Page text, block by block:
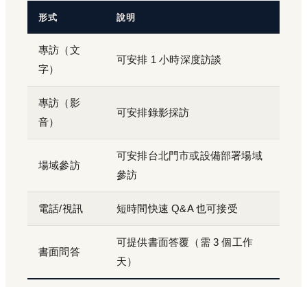
形式 說明
專訪（文
字）
可安排 1 小時深度訪談
專訪（影
音）
可安排錄影採訪
場域參訪
可安排台北門市或設備部署場域
參訪
電話/視訊 短時間快速 Q&A 也可接受
書面問答
可提供書面答覆（需 3 個工作
天）